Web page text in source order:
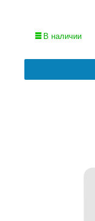
В наличии